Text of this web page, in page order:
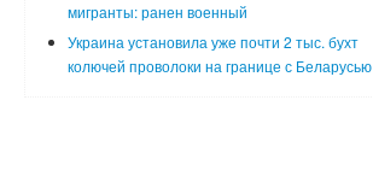
мигранты: ранен военный
Украина установила уже почти 2 тыс. бухт
колючей проволоки на границе с Беларусью